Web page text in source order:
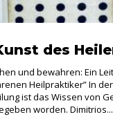
des
und bewahren: Ein
Heilpraktiker” In
ist das Wissen von
worden. Dimitrios...